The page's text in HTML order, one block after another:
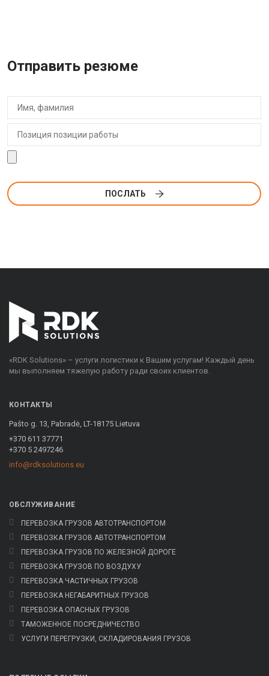
Отправить резюме
ПОСЛАТЬ
«RDK Solutions» – услуги логистики к Вашим услугам! Каждый день
мы выполняем тяжелую работу ради своих клиентов.
КОНТАКТЫ
Pašto g. 13, Pabradė, LT-18175 Lietuva
+370 611 37771
+370 5 2497246
info@rdksolutions.eu
OБСЛУЖИВАНИЕ
ПЕРЕВОЗКА ГРУЗОВ АВТОТРАНСПОРТОМ
ПЕРЕВОЗКА ГРУЗОВ АВТОТРАНСПОРТОМ
ПЕРЕВОЗКА ГРУЗОВ ПО ЖЕЛЕЗНОЙ ДОРОГЕ
ПЕРЕВОЗКА ГРУЗОВ ПО ВОЗДУХУ
ПЕРЕВОЗКА ЧАСТИЧНЫХ ГРУЗОВ
ПЕРЕВОЗКА НЕГАБАРИТНЫХ ГРУЗОВ
ПЕРЕВОЗКА ОПАСНЫХ ГРУЗОВ
ТАМОЖЕННОЕ ПОСРЕДНИЧЕСТВО
УСЛУГИ ПЕРЕГРУЗКИ, СКЛАДИРОВАНИЯ ГРУЗОВ